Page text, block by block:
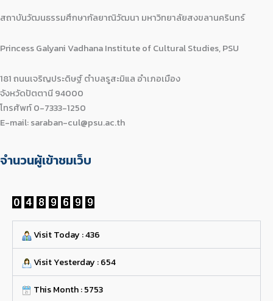
สถาบันวัฒนธรรมศึกษากัลยาณิวัฒนา มหาวิทยาลัยสงขลานครินทร์
Princess Galyani Vadhana Institute of Cultural Studies, PSU
181 ถนนเจริญประดิษฐ์ ตำบลรูสะมิแล อำเภอเมือง
จังหวัดปัตตานี 94000
โทรศัพท์ 0-7333-1250
E-mail: saraban-cul@psu.ac.th
จำนวนผู้เข้าชมเว็บ
Visit Today : 436
Visit Yesterday : 654
This Month : 5753